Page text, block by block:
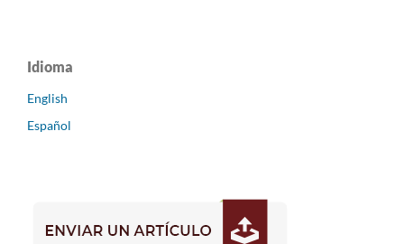
Idioma
English
Español